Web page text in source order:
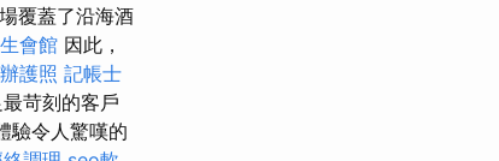
覆蓋了沿海酒
會館 因此，
護照 記帳士
苛刻的客戶
驗令人驚嘆的